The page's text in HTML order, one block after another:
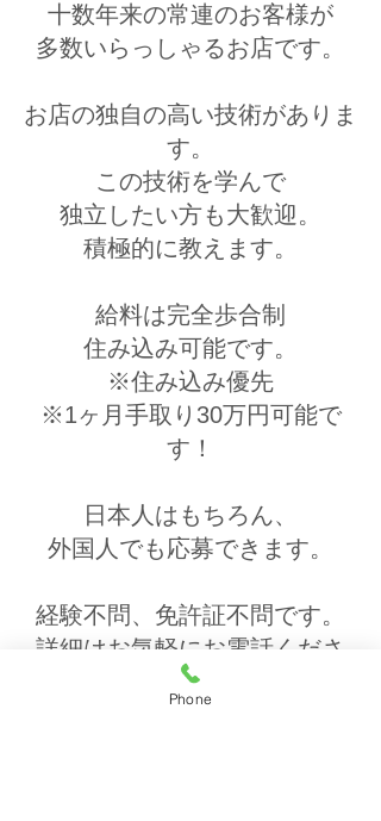
十数年来の常連のお客様が
多数いらっしゃるお店です。
お店の独自の高い技術がありま
す。
この技術を学んで
独立したい方も大歓迎。
積極的に教えます。
給料は完全歩合制
住み込み可能です。
※住み込み優先
​※1ヶ月手取り30万円可能で
す！
日本人はもちろん、
外国人でも応募できます。
経験不問、免許証不問です。
詳細はお気軽にお電話くださ
い。
Phone